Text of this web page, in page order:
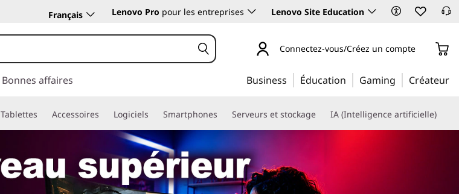
Français Lenovo Pro pour les entreprises Lenovo Site Education
Connectez-vous/Créez un compte
Bonnes affaires Business Éducation Gaming Créateur
Tablettes Accessoires Logiciels Smartphones Serveurs et stockage IA (Intelligence artificielle)